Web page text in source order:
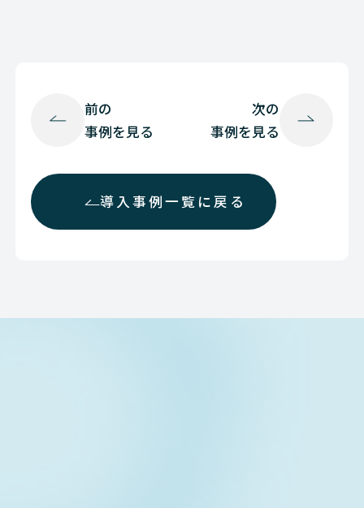
前の
事例を見る
導入事例一覧に戻る
次の
事例を見る